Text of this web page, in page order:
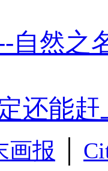
自然之
还能
画报